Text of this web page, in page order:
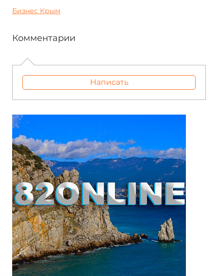
Бизнес Крым
Комментарии
Написать